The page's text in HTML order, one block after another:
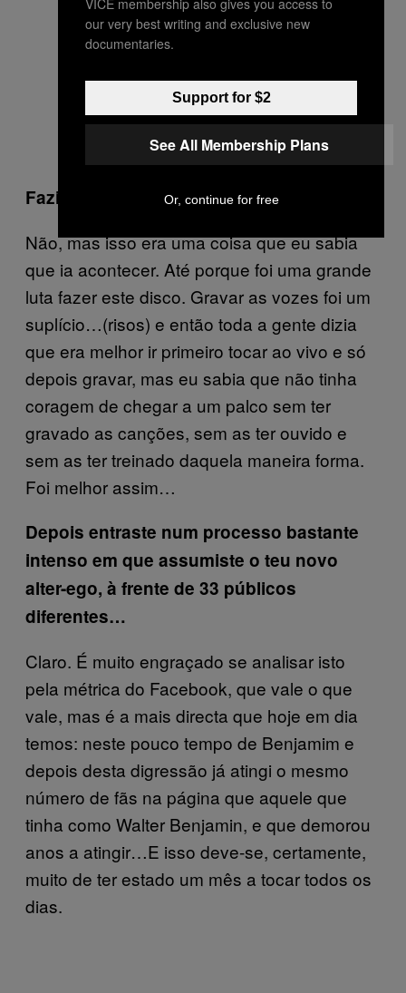
Fazia sentido voltares a gravar o disco?
Não, mas isso era uma coisa que eu sabia
que ia acontecer. Até porque foi uma grande
luta fazer este disco. Gravar as vozes foi um
suplício…(risos) e então toda a gente dizia
que era melhor ir primeiro tocar ao vivo e só
depois gravar, mas eu sabia que não tinha
coragem de chegar a um palco sem ter
gravado as canções, sem as ter ouvido e
sem as ter treinado daquela maneira forma.
Foi melhor assim…
Depois entraste num processo bastante
intenso em que assumiste o teu novo
alter-ego, à frente de 33 públicos
diferentes…
Claro. É muito engraçado se analisar isto
pela métrica do Facebook, que vale o que
vale, mas é a mais directa que hoje em dia
temos: neste pouco tempo de Benjamim e
depois desta digressão já atingi o mesmo
número de fãs na página que aquele que
tinha como Walter Benjamin, e que demorou
anos a atingir…E isso deve-se, certamente,
muito de ter estado um mês a tocar todos os
dias.
our very best writing and exclusive new
documentaries.
Support for $2
See All Membership Plans
Or, continue for free